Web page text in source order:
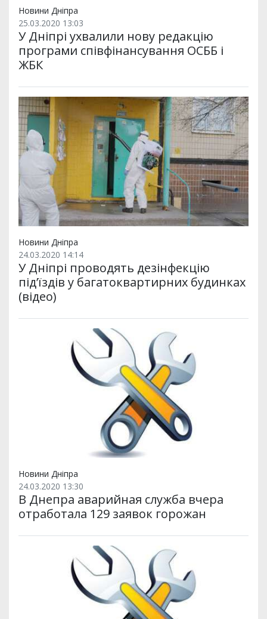
Новини Дніпра
25.03.2020 13:03
У Дніпрі ухвалили нову редакцію
програми співфінансування ОСББ і
ЖБК
Новини Дніпра
24.03.2020 14:14
У Дніпрі проводять дезінфекцію
під’їздів у багатоквартирних будинках
(відео)
Новини Дніпра
24.03.2020 13:30
В Днепра аварийная служба вчера
отработала 129 заявок горожан